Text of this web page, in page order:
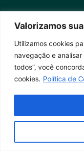
Valorizamos
Utilizamos cookies
navegação e
todos”, você
cookies. Política de